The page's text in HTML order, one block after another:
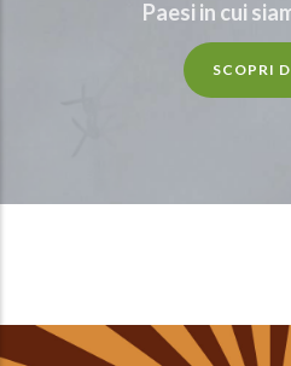
Paesi in cui
SCOPRI